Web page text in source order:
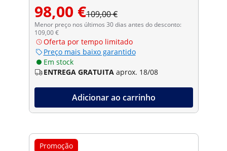
98,00 €109,00 €
Menor preço nos últimos 30 dias antes do desconto:
109,00 €
Oferta por tempo limitado
Preço mais baixo garantido
Em stock
ENTREGA GRATUITA aprox. 18/08
Adicionar ao carrinho
Promoção